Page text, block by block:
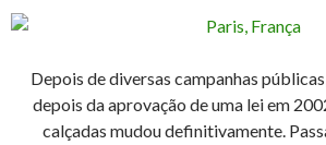
Depois de diversas campanhas
depois da aprovação de uma lei em
calçadas mudou definitivamente.